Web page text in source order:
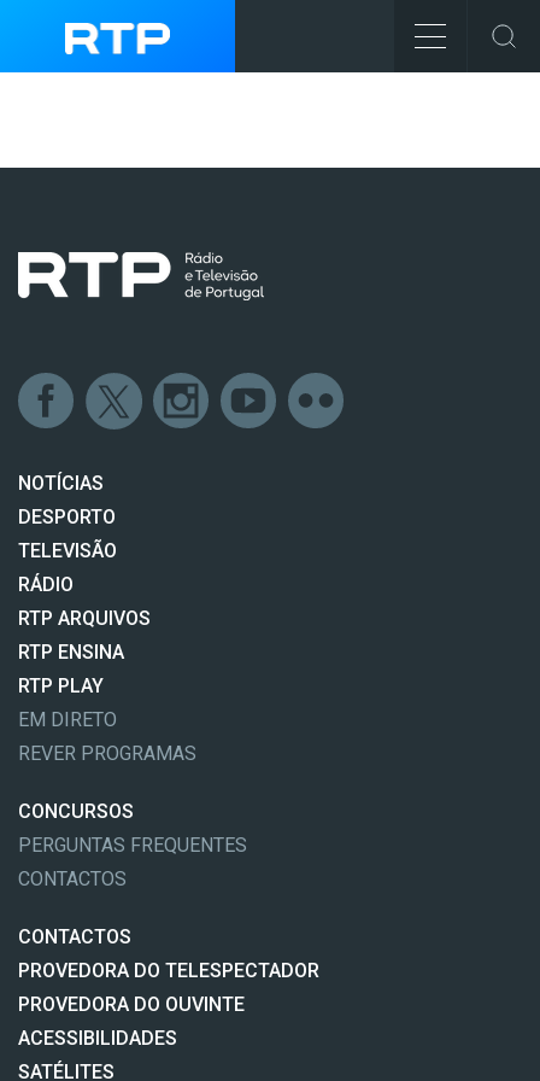
NOTÍCIAS
DESPORTO
TELEVISÃO
RÁDIO
RTP ARQUIVOS
RTP ENSINA
RTP PLAY
EM DIRETO
REVER PROGRAMAS
CONCURSOS
PERGUNTAS FREQUENTES
CONTACTOS
CONTACTOS
PROVEDORA DO TELESPECTADOR
PROVEDORA DO OUVINTE
ACESSIBILIDADES
SATÉLITES